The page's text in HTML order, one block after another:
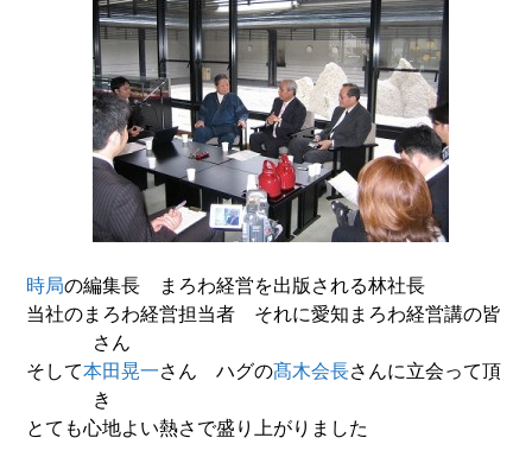
時局の編集長 まろわ経営を出版される林社長
当社のまろわ経営担当者 それに愛知まろわ経営講の皆
さん
そして本田晃一さんハグの髙木会長さんに立会って頂
き
とても心地よい熱さで盛り上がりました